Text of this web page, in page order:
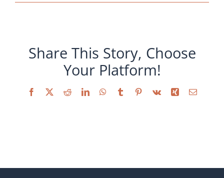
Share This Story, Choose
Your Platform!
Facebook
X RedditLinkedInWhatsApp
TumblrPinterest
Vk Xing E-